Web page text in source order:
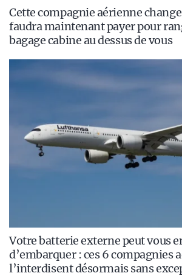
Cette compagnie aérienne
faudra maintenant payer pour
bagage cabine au dessus de vous
Votre batterie externe peut vous
d’embarquer : ces 6 compagnies
l’interdisent désormais sans